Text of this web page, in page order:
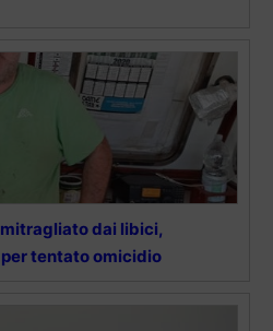
dai libici,
tentato omicidio